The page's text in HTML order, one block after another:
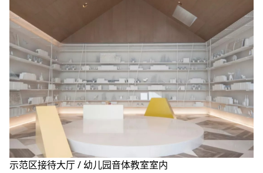
示范区接待大厅 / 幼儿园音体教室室内